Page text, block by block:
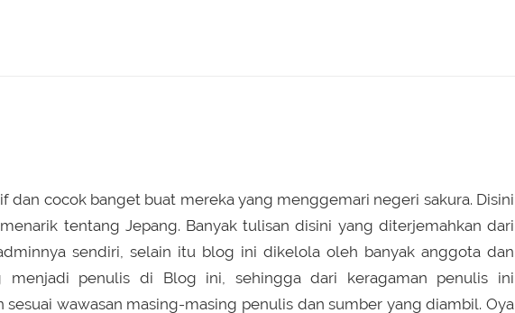
dan cocok banget buat mereka yang menggemari negeri sakura. Disini
tentang Jepang. Banyak tulisan disini yang diterjemahkan dari
sendiri, selain itu blog ini dikelola oleh banyak anggota dan
menjadi penulis di Blog ini, sehingga dari keragaman penulis ini
wawasan masing-masing penulis dan sumber yang diambil. Oya